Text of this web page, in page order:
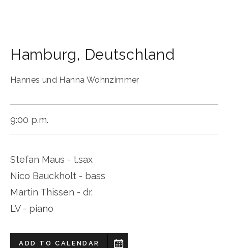
Hamburg, Deutschland
Hannes und Hanna Wohnzimmer
9:00 p.m.
Stefan Maus - t.sax
Nico Bauckholt - bass
Martin Thissen - dr.
LV - piano
ADD TO CALENDAR